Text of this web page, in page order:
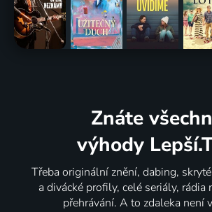
Znáte
výhody
Třeba originální znění, dabing,
a divácké profily, celé seriály, rádia
přehrávání. A to zdaleka není